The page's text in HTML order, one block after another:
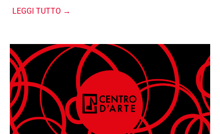
LEGGI TUTTO →